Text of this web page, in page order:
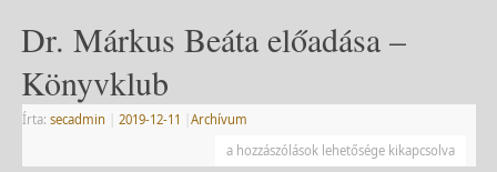
Dr. Márkus Beáta előadása –
Könyvklub
Írta: secadmin 2019-12-11
Archívum
a hozzászólások lehetősége kikapcsolva